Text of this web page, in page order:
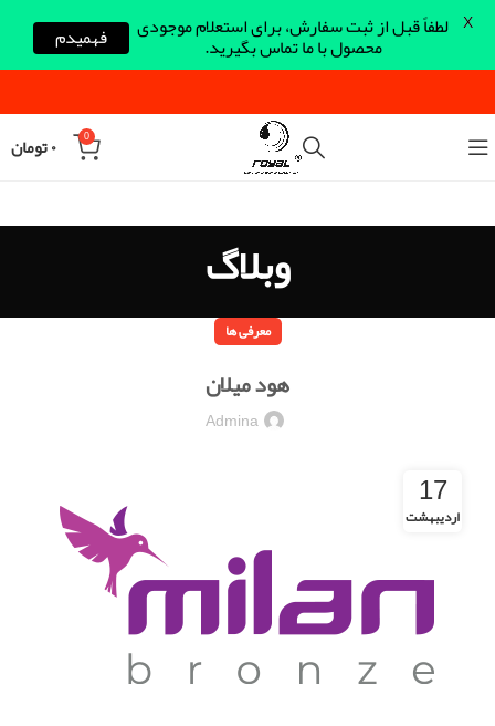
0 ۰تومان
وبلاگ
معرفی ها
هود میلان
Admina
17
اردیبهشت
لطفاً قبل از ثبت سفارش، برای استعلام موجودی
محصول با ما تماس بگیرید. فهمیدم X